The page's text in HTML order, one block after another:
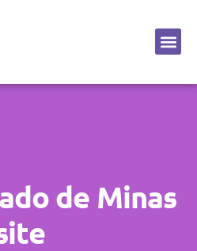
de Minas